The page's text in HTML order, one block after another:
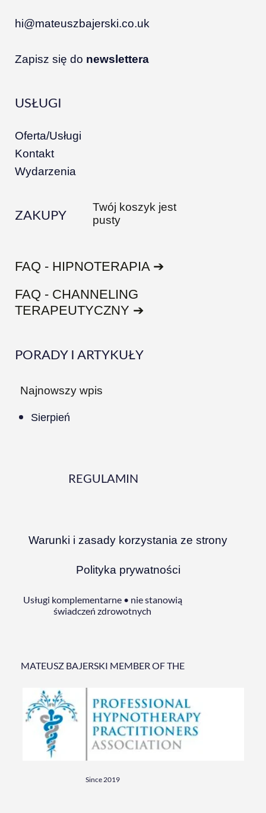
hi@mateuszbajerski.co.uk
Zapisz się do newslettera
USŁUGI
Oferta/Usługi
Kontakt
Wydarzenia
ZAKUPY
Twój koszyk jest
pusty
FAQ - HIPNOTERAPIA ➔
FAQ - CHANNELING
TERAPEUTYCZNY ➔
PORADY I ARTYKUŁY
Najnowszy wpis
Sierpień
REGULAMIN
Warunki i zasady korzystania ze strony
Polityka prywatności
Usługi komplementarne • nie stanowią
świadczeń zdrowotnych
MATEUSZ BAJERSKI MEMBER OF THE
Since 2019